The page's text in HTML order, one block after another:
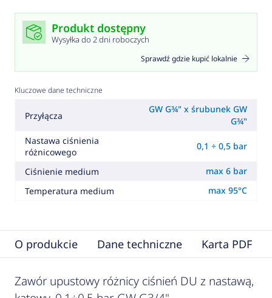
Produkt dostępny
Wysyłka do 2 dni roboczych
Sprawdź gdzie kupić lokalnie
Kluczowe dane techniczne
Przyłącza
GW G¾" x śrubunek GW
G¾"
Nastawa ciśnienia
różnicowego
0,1 ÷ 0,5 bar
Ciśnienie medium
max 6 bar
Temperatura medium
max 95°C
O produkcie Dane techniczne Karta PDF
Zawór upustowy różnicy ciśnień DU z nastawą,